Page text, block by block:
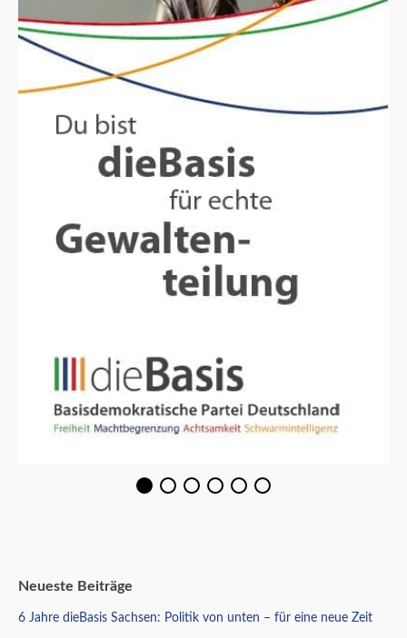
Neueste Beiträge
6 Jahre dieBasis Sachsen: Politik von unten – für eine neue Zeit